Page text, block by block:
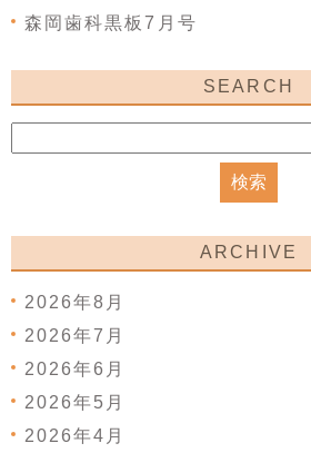
森岡歯科黒板7月号
SEARCH
ARCHIVE
2026年8月
2026年7月
2026年6月
2026年5月
2026年4月